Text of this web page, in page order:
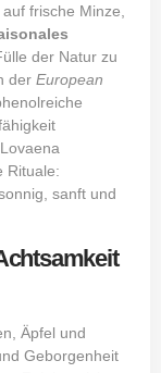
frische Minze,
der Natur zu
der European
Rituale:
sanft und
Äpfel und
Geborgenheit